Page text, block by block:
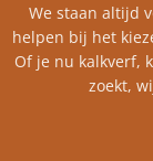
We staan altijd
helpen bij het
Of je nu kalkverf,
zoekt,